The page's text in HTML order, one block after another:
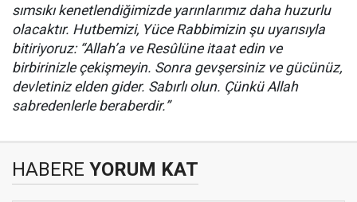
sımsıkı kenetlendiğimizde yarınlarımız daha huzurlu
olacaktır. Hutbemizi, Yüce Rabbimizin şu uyarısıyla
bitiriyoruz: “Allah’a ve Resûlüne itaat edin ve
birbirinizle çekişmeyin. Sonra gevşersiniz ve gücünüz,
devletiniz elden gider. Sabırlı olun. Çünkü Allah
sabredenlerle beraberdir.”
HABERE YORUM KAT